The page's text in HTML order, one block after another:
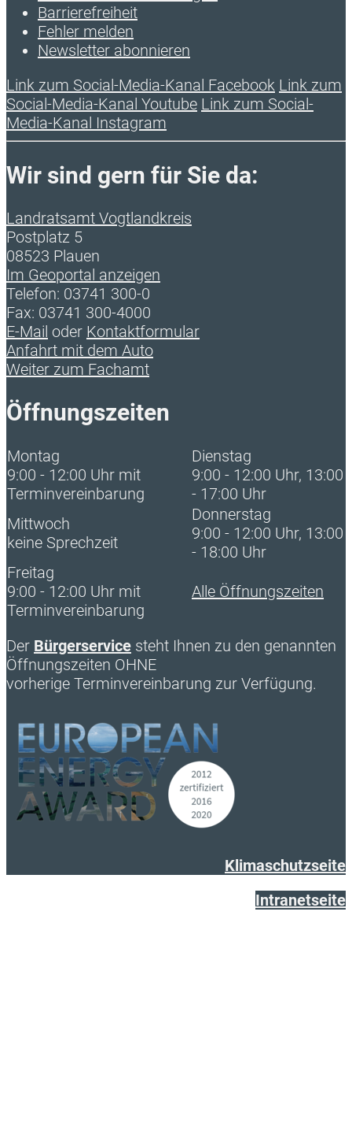
Barrierefreiheit
Fehler melden
Newsletter abonnieren
Link zum Social-Media-Kanal Facebook Link zum
Social-Media-Kanal Youtube Link zum Social-
Media-Kanal Instagram
Wir sind gern für Sie da:
Landratsamt Vogtlandkreis
Postplatz 5
08523 Plauen
Im Geoportal anzeigen
Telefon: 03741 300-0
Fax: 03741 300-4000
E-Mail oder Kontaktformular
Anfahrt mit dem Auto
Weiter zum Fachamt
Öffnungszeiten
Montag
9:00 - 12:00 Uhr mit
Terminvereinbarung
Dienstag
9:00 - 12:00 Uhr, 13:00
- 17:00 Uhr
Mittwoch
keine Sprechzeit
Donnerstag
9:00 - 12:00 Uhr, 13:00
- 18:00 Uhr
Freitag
9:00 - 12:00 Uhr mit
Terminvereinbarung
Alle Öffnungszeiten
Der Bürgerservice steht Ihnen zu den genannten
Öffnungszeiten OHNE
vorherige Terminvereinbarung zur Verfügung.
Klimaschutzseite
Intranetseite